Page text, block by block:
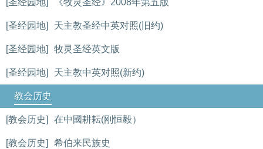
[圣经园地] 《牧灵圣经》2008年第五版
[圣经园地] 天主教圣经中英对照(旧约)
[圣经园地] 牧灵圣经英文版
[圣经园地] 天主教中英对照(新约)
教会历史
[教会历史] 在中國耕耘(刚恒毅）
[教会历史] 希伯来民族史